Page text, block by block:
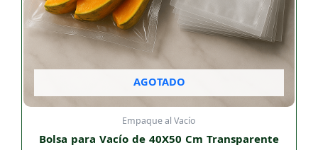
AGOTADO
Empaque al Vacío
Bolsa para Vacío de 40X50 Cm Transparente